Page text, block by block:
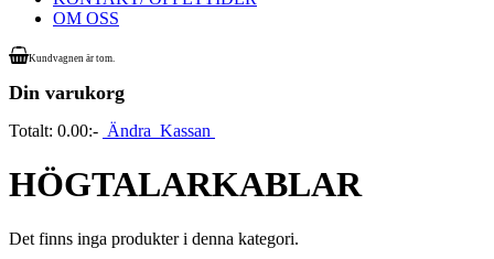
OM OSS
Kundvagnen är tom.
Din varukorg
Totalt: 0.00:- Ändra Kassan
HÖGTALARKABLAR
Det finns inga produkter i denna kategori.